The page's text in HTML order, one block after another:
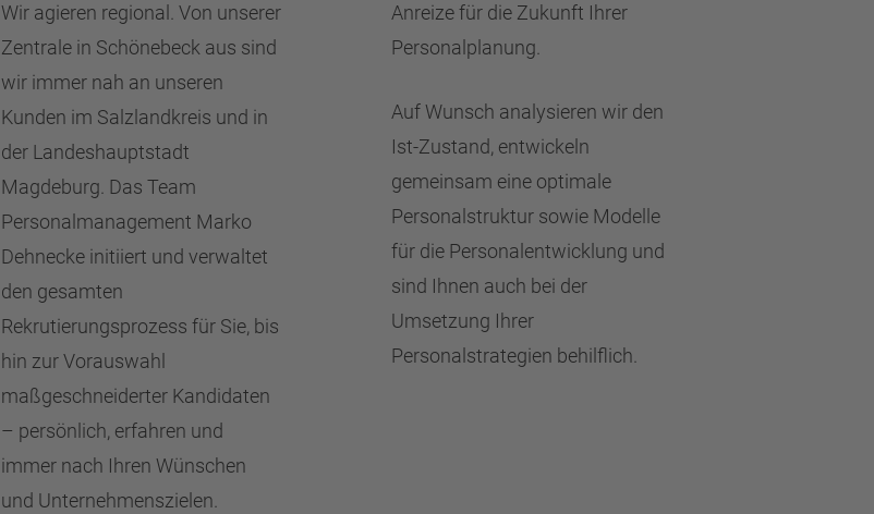
Wir agieren regional. Von unserer
Zentrale in Schönebeck aus sind
wir immer nah an unseren
Kunden im Salzlandkreis und in
der Landeshauptstadt
Magdeburg. Das Team
Personalmanagement Marko
Dehnecke initiiert und verwaltet
den gesamten
Rekrutierungsprozess für Sie, bis
hin zur Vorauswahl
maßgeschneiderter Kandidaten
– persönlich, erfahren und
immer nach Ihren Wünschen
und Unternehmenszielen.
Anreize für die Zukunft Ihrer
Personalplanung.
Auf Wunsch analysieren wir den
Ist-Zustand, entwickeln
gemeinsam eine optimale
Personalstruktur sowie Modelle
für die Personalentwicklung und
sind Ihnen auch bei der
Umsetzung Ihrer
Personalstrategien behilflich.